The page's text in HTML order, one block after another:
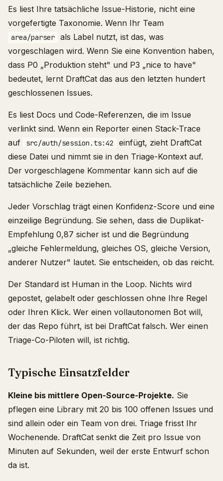
Es liest Ihre tatsächliche Issue-Historie, nicht eine
vorgefertigte Taxonomie. Wenn Ihr Team
area/parser
als Label nutzt, ist das, was
vorgeschlagen wird. Wenn Sie eine Konvention haben,
dass P0 „Produktion steht" und P3 „nice to have"
bedeutet, lernt DraftCat das aus den letzten hundert
geschlossenen Issues.
Es liest Docs und Code-Referenzen, die im Issue
verlinkt sind. Wenn ein Reporter einen Stack-Trace
auf
src/auth/session.ts:42
einfügt, zieht DraftCat
diese Datei und nimmt sie in den Triage-Kontext auf.
Der vorgeschlagene Kommentar kann sich auf die
tatsächliche Zeile beziehen.
Jeder Vorschlag trägt einen Konfidenz-Score und eine
einzeilige Begründung. Sie sehen, dass die Duplikat-
Empfehlung 0,87 sicher ist und die Begründung
„gleiche Fehlermeldung, gleiches OS, gleiche Version,
anderer Nutzer" lautet. Sie entscheiden, ob das reicht.
Der Standard ist Human in the Loop. Nichts wird
gepostet, gelabelt oder geschlossen ohne Ihre Regel
oder Ihren Klick. Wer einen vollautonomen Bot will,
der das Repo führt, ist bei DraftCat falsch. Wer einen
Triage-Co-Piloten will, ist richtig.
Typische Einsatzfelder
Kleine bis mittlere Open-Source-Projekte. Sie
pflegen eine Library mit 20 bis 100 offenen Issues und
sind allein oder ein Team von drei. Triage frisst Ihr
Wochenende. DraftCat senkt die Zeit pro Issue von
Minuten auf Sekunden, weil der erste Entwurf schon
da ist.